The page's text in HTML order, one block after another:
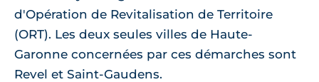
d'Opération de Revitalisation de Territoire
(ORT). Les deux seules villes de Haute-
Garonne concernées par ces démarches sont
Revel et Saint-Gaudens.